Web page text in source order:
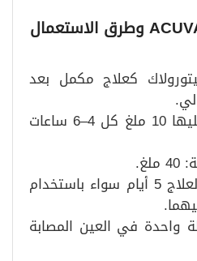
وطرق الاستعمال
كعلاج مكمل بعد
• 20 ملغ جرعة أولى، تليها 10 ملغ كل 4–6 ساعات
• يجب ألا تتجاوز مدة العلاج 5 أيام سواء باستخدام
واحدة في العين المصابة